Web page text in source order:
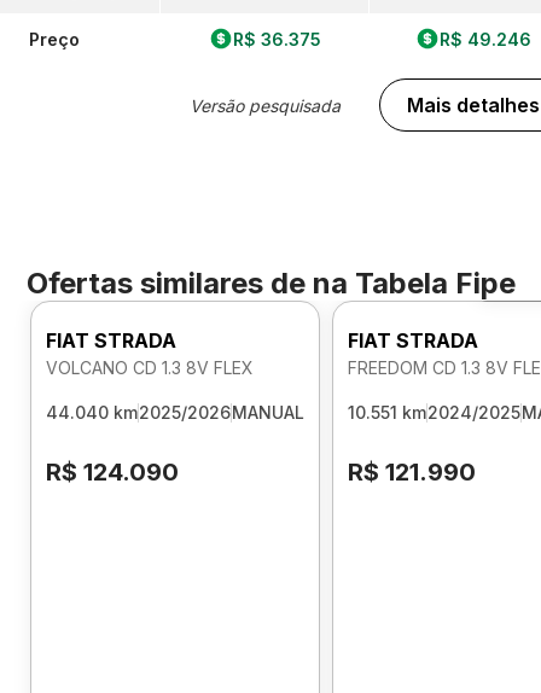
Preço R$ 36.375
Versão pesquisada
R$ 49.246
Mais detalhes
Ofertas similares de na Tabela Fipe
FIAT STRADA
VOLCANO CD 1.3 8V FLEX
44.040 km2025/2026MANUAL
R$ 124.090
FIAT STRADA
FREEDOM CD 1.3 8V
10.551 km2024/2025
R$ 121.990